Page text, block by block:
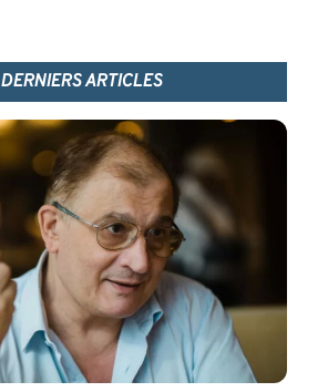
DERNIERS ARTICLES